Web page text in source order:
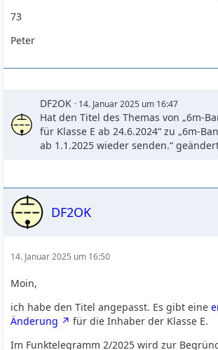
73
Peter
DF2OK 14. Januar 2025 um 16:47
Hat den Titel des Themas von „6m-
für Klasse E ab 24.6.2024“ zu „6m-
ab 1.1.2025 wieder senden.“
DF2OK
14. Januar 2025 um 16:50
Moin,
ich habe den Titel angepasst. Es gibt eine
Änderung
für die Inhaber der Klasse E.
Im Funktelegramm 2/2025 wird zur